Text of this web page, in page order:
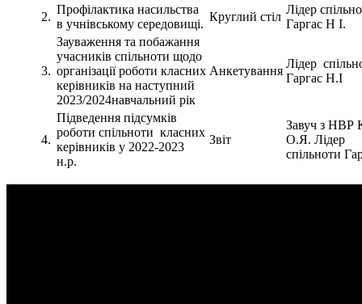
2.
Профілактика насильства
в учнівському середовищі.
Круглий стіл
Лідер
Гаргас Н І.
3.
Зауваження та побажання
учасників спільноти щодо
організації роботи класних
керівників на наступний
2023/2024навчальний рік
Анкетування
Лідер
Гаргас Н.І
4.
Підведення підсумків
роботи спільноти класних
керівників у 2022-2023
н.р.
Звіт
Завуч з НВР
О.Я. Лідер
спільноти